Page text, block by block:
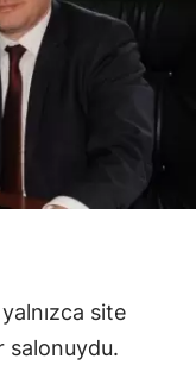
site
salonuydu.